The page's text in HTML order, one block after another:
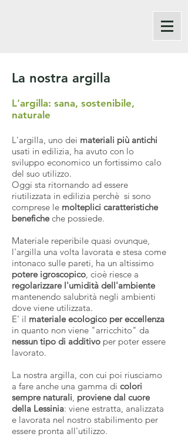
La nostra argilla
L'argilla: sana, sostenibile,
naturale
L'argilla, uno dei materiali più antichi
usati in edilizia, ha avuto con lo
sviluppo economico un fortissimo calo
del suo utilizzo.
Oggi sta ritornando ad essere
riutilizzata in edilizia perchè si sono
comprese le molteplici caratteristiche
beneficheche possiede.
Materiale reperibile quasi ovunque,
l'argilla una volta lavorata e stesa come
intonaco sulle pareti, ha un altissimo
potere igroscopico, cioè riesce a
regolarizzare l'umidità dell'ambiente
mantenendo salubrità negli ambienti
dove viene utilizzata.
E' il materiale ecologico per eccellenza
in quanto non viene "arricchito" da
nessun tipo di additivo per poter essere
lavorato.
La nostra argilla, con cui poi riusciamo
a fare anche una gamma di colori
sempre naturali, proviene dal cuore
della Lessinia: viene estratta, analizzata
e lavorata nel nostro stabilimento per
essere pronta all'utilizzo.